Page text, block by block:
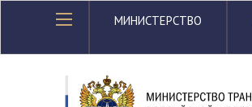
МИНИСТЕРСТВО